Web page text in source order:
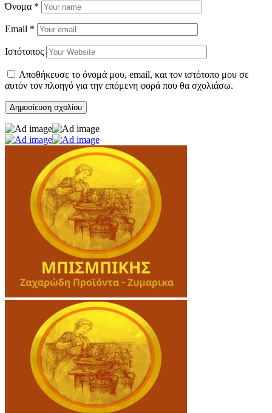
Όνομα *
Email *
Ιστότοπος
Αποθήκευσε το όνομά μου, email, και τον ιστότοπο μου σε
αυτόν τον πλοηγό για την επόμενη φορά που θα σχολιάσω.